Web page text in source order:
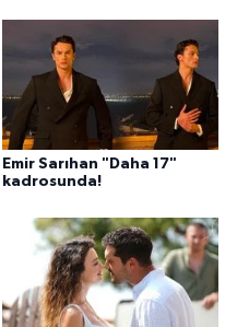
Emir Sarıhan "Daha 17"
kadrosunda!